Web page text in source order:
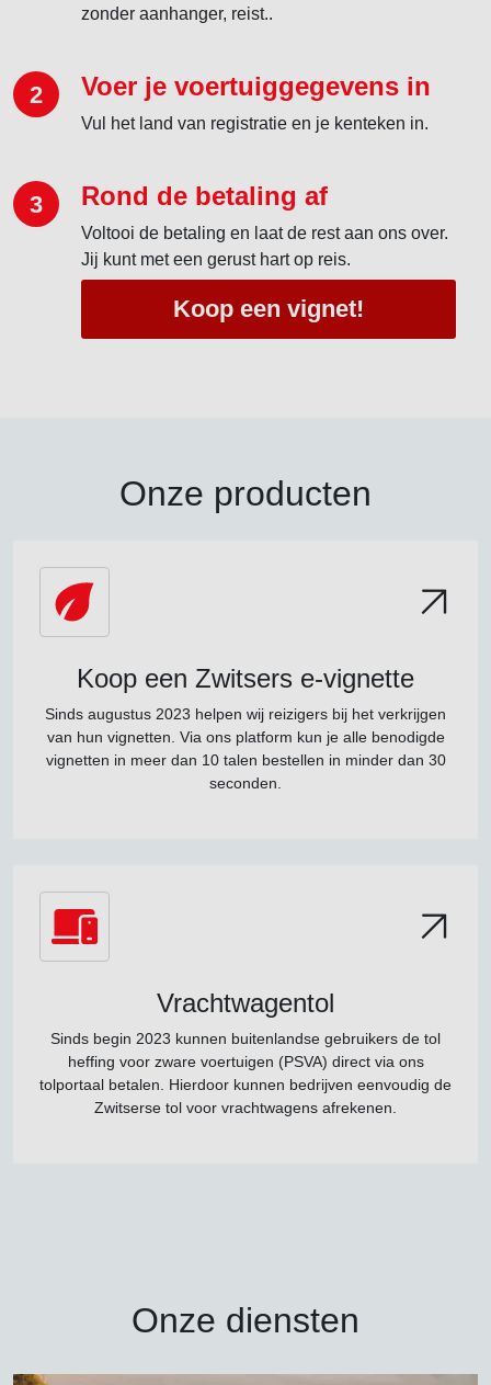
zonder aanhanger, reist..
2 Voer je voertuiggegevens in
Vul het land van registratie en je kenteken in.
3 Rond de betaling af
Voltooi de betaling en laat de rest aan ons over.
Jij kunt met een gerust hart op reis.
Koop een vignet!
Onze producten
Koop een Zwitsers e-vignette
Sinds augustus 2023 helpen wij reizigers bij het verkrijgen
van hun vignetten. Via ons platform kun je alle benodigde
vignetten in meer dan 10 talen bestellen in minder dan 30
seconden.
Vrachtwagentol
Sinds begin 2023 kunnen buitenlandse gebruikers de tol
heffing voor zware voertuigen (PSVA) direct via ons
tolportaal betalen. Hierdoor kunnen bedrijven eenvoudig de
Zwitserse tol voor vrachtwagens afrekenen.
Onze diensten